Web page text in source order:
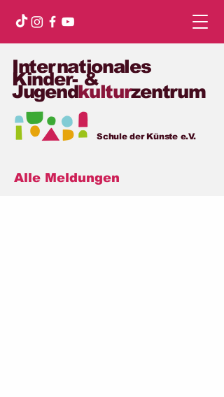
Internationales
Kinder- &
Jugendkulturzentrum
Schule der Künste e.V.
Alle Meldungen